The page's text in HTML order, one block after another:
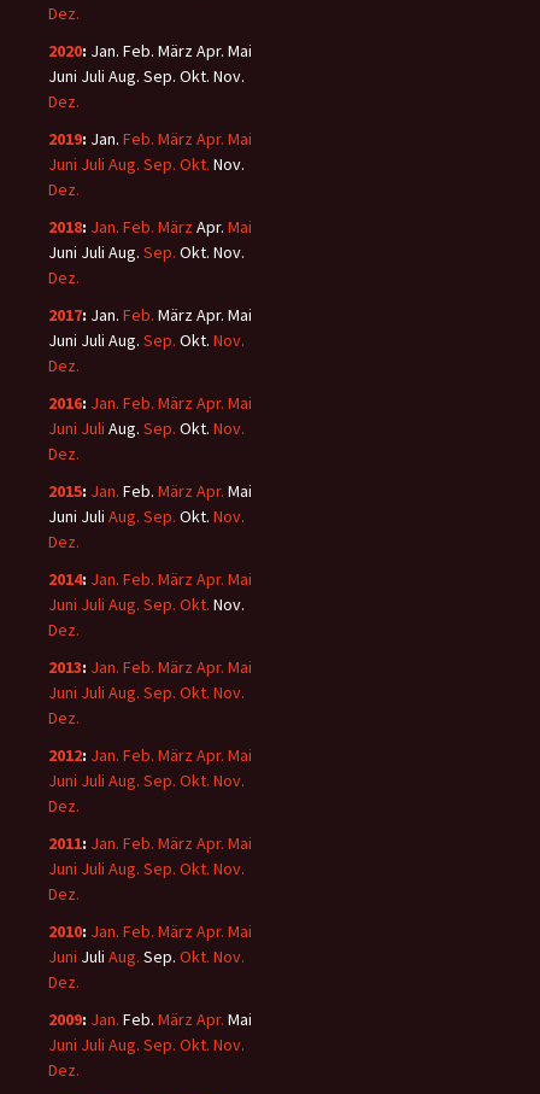
Dez.
2020: Jan. Feb. MärzApr. Mai
Juni Juli Aug. Sep. Okt. Nov.
Dez.
2019: Jan. Feb. März Apr. Mai
Juni Juli Aug. Sep. Okt. Nov.
Dez.
2018: Jan. Feb. März Apr. Mai
Juni Juli Aug. Sep. Okt. Nov.
Dez.
2017: Jan. Feb. MärzApr. Mai
Juni Juli Aug. Sep. Okt. Nov.
Dez.
2016: Jan. Feb. März Apr. Mai
Juni Juli Aug. Sep. Okt. Nov.
Dez.
2015: Jan. Feb. März Apr. Mai
Juni Juli Aug. Sep. Okt. Nov.
Dez.
2014: Jan. Feb. März Apr. Mai
Juni Juli Aug. Sep. Okt. Nov.
Dez.
2013: Jan. Feb. März Apr. Mai
Juni Juli Aug. Sep. Okt. Nov.
Dez.
2012: Jan. Feb. März Apr. Mai
Juni Juli Aug. Sep. Okt. Nov.
Dez.
2011: Jan. Feb. März Apr. Mai
Juni Juli Aug. Sep. Okt. Nov.
Dez.
2010: Jan. Feb. März Apr. Mai
Juni Juli Aug. Sep. Okt. Nov.
Dez.
2009: Jan. Feb. März Apr. Mai
Juni Juli Aug. Sep. Okt. Nov.
Dez.